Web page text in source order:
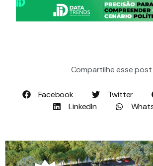
Compartilhe esse post
Facebook Twitter
LinkedIn